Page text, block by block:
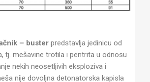
– buster predstavlja jedinicu od
tj. mešavine trotila i pentrita u odnosu
nekih neosetljivih eksploziva i
nije dovoljna detonatorska kapisla